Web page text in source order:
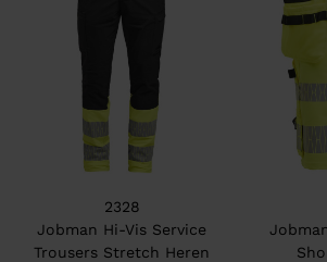
2328
Jobman Hi-Vis Service
Trousers Stretch Heren